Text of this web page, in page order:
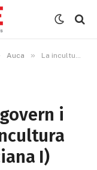
Auca » La incultura del desgovern i el desgovern de la incultura (auca teatral valenciana I)
i
I)